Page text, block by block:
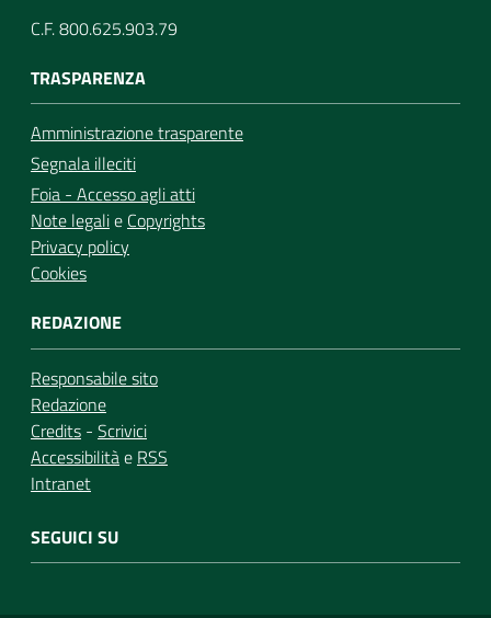
C.F. 800.625.903.79
TRASPARENZA
Amministrazione trasparente
Segnala illeciti
Foia - Accesso agli atti
Note legalie Copyrights
Privacy policy
Cookies
REDAZIONE
Responsabile sito
Redazione
Credits - Scrivici
Accessibilitàe RSS
Intranet
SEGUICI SU